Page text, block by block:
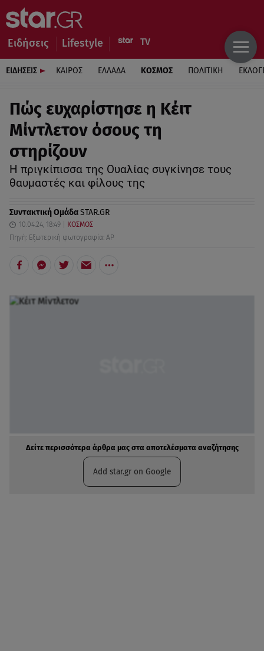
Ειδήσεις Lifestyle
ΕΙΔΗΣΕΙΣ ΚΑΙΡΟΣ ΕΛΛΑΔΑ ΚΟΣΜΟΣ ΠΟΛΙΤΙΚΗ
Πώς ευχαρίστησε η Κέιτ
Μίντλετον όσους τη
στηρίζουν
Η πριγκίπισσα της Ουαλίας συγκίνησε τους
θαυμαστές και φίλους της
Συντακτική ΟμάδαSTAR.GR
10.04.24, 18:49
ΚΟΣΜΟΣ
Πηγή: Εξωτερική φωτογραφία: AP
Δείτε περισσότερα άρθρα μας στα αποτελέσματα αναζήτησης
Add star.gr on Google